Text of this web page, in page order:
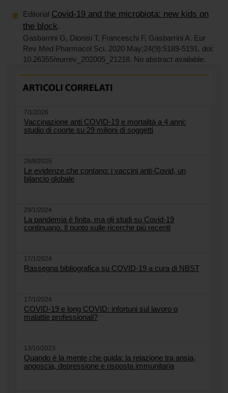
Editorial Covid-19 and the microbiota: new kids on
the block.
Gasbarrini G, Dionisi T, Franceschi F, Gasbarrini A. Eur
Rev Med Pharmacol Sci. 2020 May;24(9):5189-5191. doi:
10.26355/eurrev_202005_21218. No abstract available.
7/1/2026
Vaccinazione anti COVID-19 e mortalità a 4 anni:
studio di coorte su 29 milioni di soggetti
28/8/2025
Le evidenze che contano: i vaccini anti-Covid, un
bilancio globale
29/1/2024
La pandemia è finita, ma gli studi su Covid-19
continuano. Il punto sulle ricerche più recenti
17/1/2024
Rassegna bibliografica su COVID-19 a cura di NBST
17/1/2024
COVID-19 e long COVID: infortuni sul lavoro o
malattie professionali?
13/10/2023
Quando è la mente che guida: la relazione tra ansia,
angoscia, depressione e risposta immunitaria